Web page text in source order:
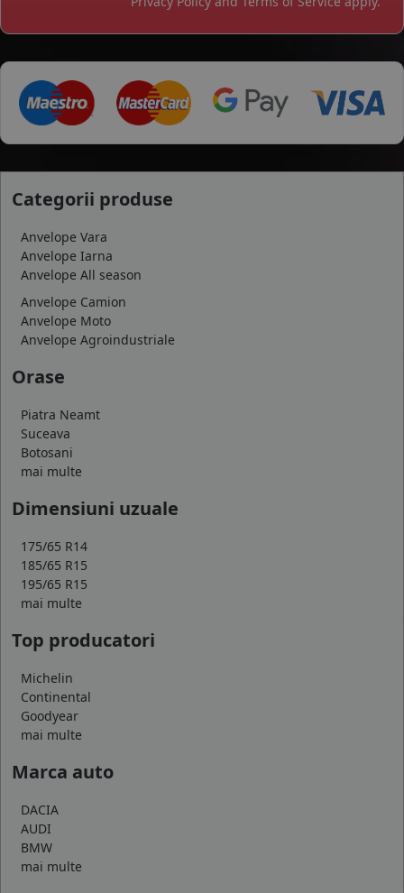
Categorii produse
Anvelope Vara
Anvelope Iarna
Anvelope All season
Anvelope Camion
Anvelope Moto
Anvelope Agroindustriale
Orase
Piatra Neamt
Suceava
Botosani
mai multe
Dimensiuni uzuale
175/65 R14
185/65 R15
195/65 R15
mai multe
Top producatori
Michelin
Continental
Goodyear
mai multe
Marca auto
DACIA
AUDI
BMW
mai multe